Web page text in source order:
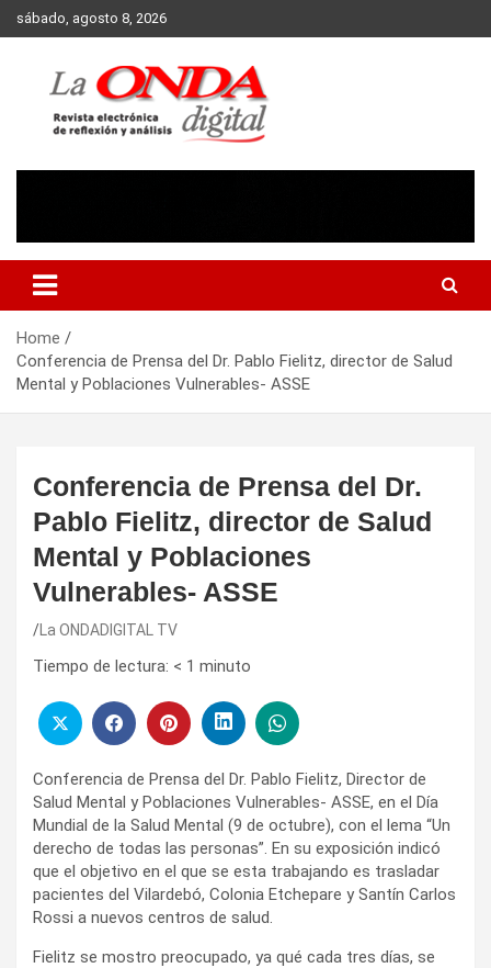
Skip
to
sábado, agosto 8, 2026
Home
Conferencia de Prensa del Dr. Pablo Fielitz, director de Salud
Mental y Poblaciones Vulnerables- ASSE
Conferencia de Prensa del Dr.
Pablo Fielitz, director de Salud
Mental y Poblaciones
Vulnerables- ASSE
La ONDADIGITAL TV
Tiempo de lectura: < 1 minuto
Conferencia de Prensa del Dr. Pablo Fielitz, Director de
Salud Mental y Poblaciones Vulnerables- ASSE, en el Día
Mundial de la Salud Mental (9 de octubre), con el lema “Un
derecho de todas las personas”. En su exposición indicó
que el objetivo en el que se esta trabajando es trasladar
pacientes del Vilardebó, Colonia Etchepare y Santín Carlos
Rossi a nuevos centros de salud.
Fielitz se mostro preocupado, ya qué cada tres días, se